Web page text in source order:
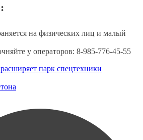
на физических лиц и малый
у операторов: 8-985-776-45-55
парк спецтехники